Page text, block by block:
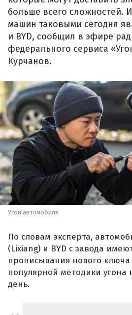
больше всего сложностей.
машин таковыми сегодня
и BYD, сообщил в эфире
федерального сервиса
Курчанов.
Угон автомобиля
По словам эксперта,
(Lixiang) и BYD с завода
прописывания нового
популярной методики угона
день.